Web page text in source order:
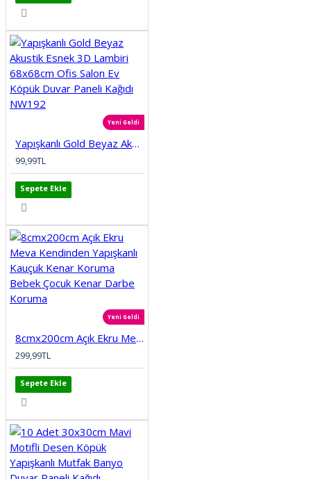
Yeni Geldi
Yapışkanlı Gold Beyaz Akustik Esnek 3D Lambiri 68x68cm Ofis Salon Ev Köpük Duvar Paneli Kağıdı NW192
99,99TL
Sepete Ekle
Yeni Geldi
8cmx200cm Açık Ekru Meva Kendinden Yapışkanlı Kauçuk Kenar Koruma Bebek Çocuk Kenar Darbe Koruma
299,99TL
Sepete Ekle